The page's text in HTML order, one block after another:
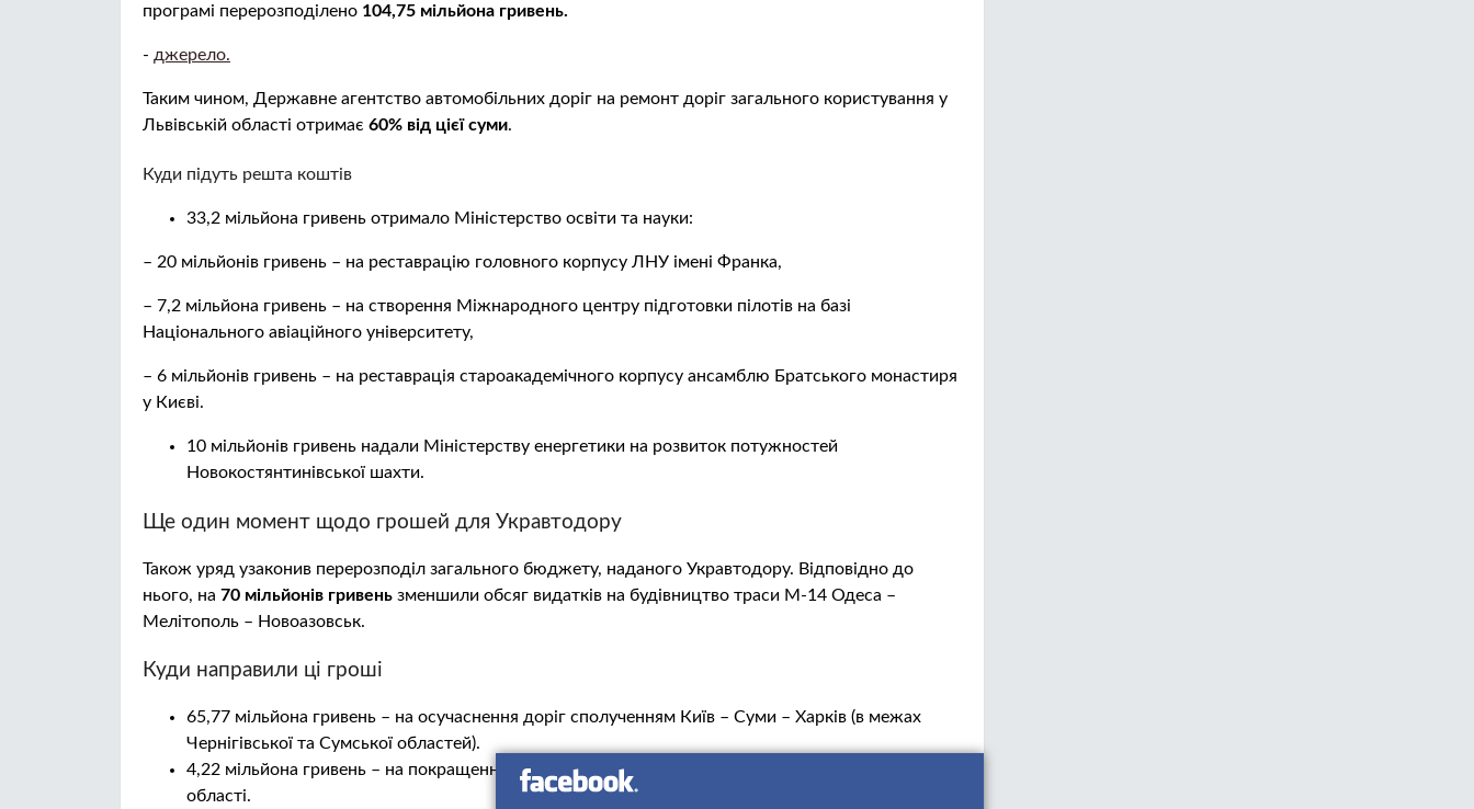
програмі перерозподілено 104,75 мільйона гривень.
- джерело.
Таким чином, Державне агентство автомобільних доріг на ремонт доріг загального користування у
Львівській області отримає 60% від цієї суми.
Куди підуть решта коштів
33,2 мільйона гривень отримало Міністерство освіти та науки:
– 20 мільйонів гривень – на реставрацію головного корпусу ЛНУ імені Франка,
– 7,2 мільйона гривень – на створення Міжнародного центру підготовки пілотів на базі
Національного авіаційного університету,
– 6 мільйонів гривень – на реставрація староакадемічного корпусу ансамблю Братського монастиря
у Києві.
10 мільйонів гривень надали Міністерству енергетики на розвиток потужностей
Новокостянтинівської шахти.
Ще один момент щодо грошей для Укравтодору
Також уряд узаконив перерозподіл загального бюджету, наданого Укравтодору. Відповідно до
нього, на 70 мільйонів гривень зменшили обсяг видатків на будівництво траси М-14 Одеса –
Мелітополь – Новоазовськ.
Куди направили ці гроші
65,77 мільйона гривень – на осучаснення доріг сполученням Київ – Суми – Харків (в межах
Чернігівської та Сумської областей).
4,22 мільйона гривень – на покращення стану доріг загального користування у Львівській
області.